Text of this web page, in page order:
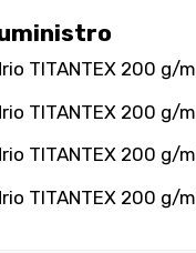
TITANTEX 200
TITANTEX 200
TITANTEX 200
TITANTEX 200